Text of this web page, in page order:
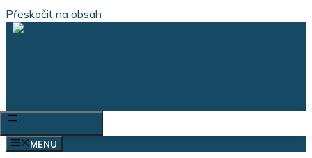
Přeskočit na obsah
MENU